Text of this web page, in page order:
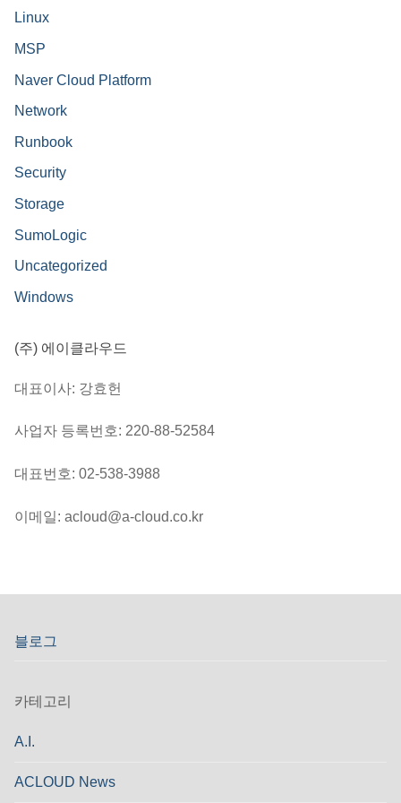
Linux
MSP
Naver Cloud Platform
Network
Runbook
Security
Storage
SumoLogic
Uncategorized
Windows
(주) 에이클라우드
대표이사: 강효헌
사업자 등록번호: 220-88-52584
대표번호: 02-538-3988
이메일: acloud@a-cloud.co.kr
블로그
카테고리
A.I.
ACLOUD News